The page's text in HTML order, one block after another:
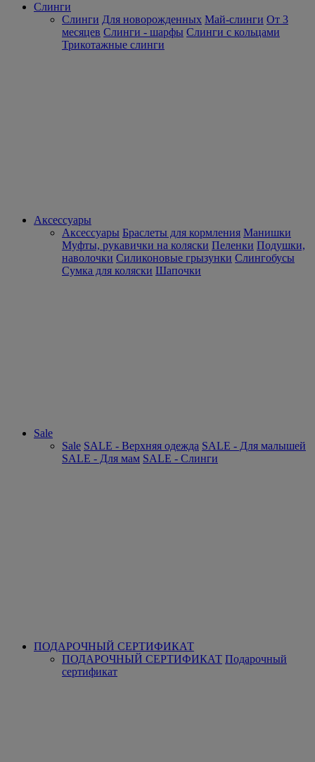
Слинги
Слинги Для новорожденных Май-слинги От 3
месяцев Слинги - шарфы Слинги с кольцами
Трикотажные слинги
Аксессуары
Аксессуары Браслеты для кормления Манишки
Муфты, рукавички на коляски Пеленки Подушки,
наволочки Силиконовые грызунки Слингобусы
Сумка для коляски Шапочки
Sale
Sale SALE - Верхняя одежда SALE - Для малышей
SALE - Для мам SALE - Слинги
ПОДАРОЧНЫЙ СЕРТИФИКАТ
ПОДАРОЧНЫЙ СЕРТИФИКАТ Подарочный
сертификат